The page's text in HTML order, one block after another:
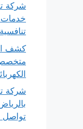
شركة
خدمات
تنافسية
كشف
شركة
تواصل